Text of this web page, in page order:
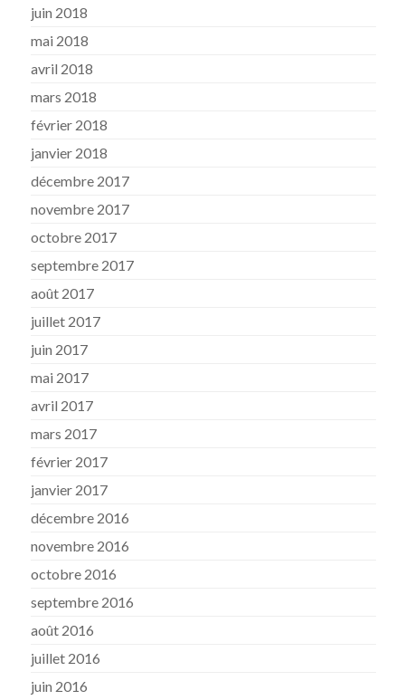
juin 2018
mai 2018
avril 2018
mars 2018
février 2018
janvier 2018
décembre 2017
novembre 2017
octobre 2017
septembre 2017
août 2017
juillet 2017
juin 2017
mai 2017
avril 2017
mars 2017
février 2017
janvier 2017
décembre 2016
novembre 2016
octobre 2016
septembre 2016
août 2016
juillet 2016
juin 2016